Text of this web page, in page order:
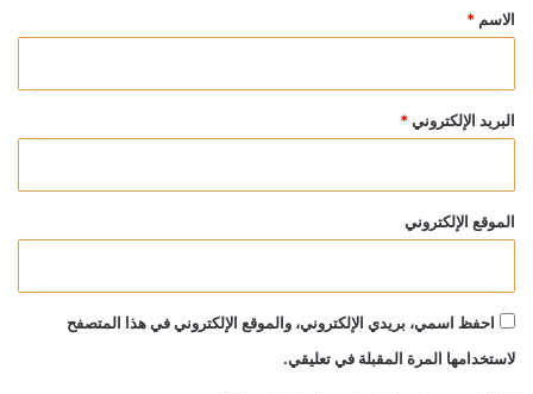
*
الاسم *
البريد الإلكتروني *
الموقع الإلكتروني
احفظ اسمي، بريدي الإلكتروني، والموقع الإلكتروني في هذا المتصفح
لاستخدامها المرة المقبلة في تعليقي.